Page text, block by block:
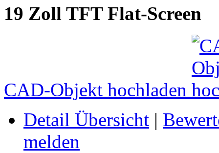
19 Zoll TFT Flat-Screen
CAD-Objekt hochladen
Detail Übersicht |
melden